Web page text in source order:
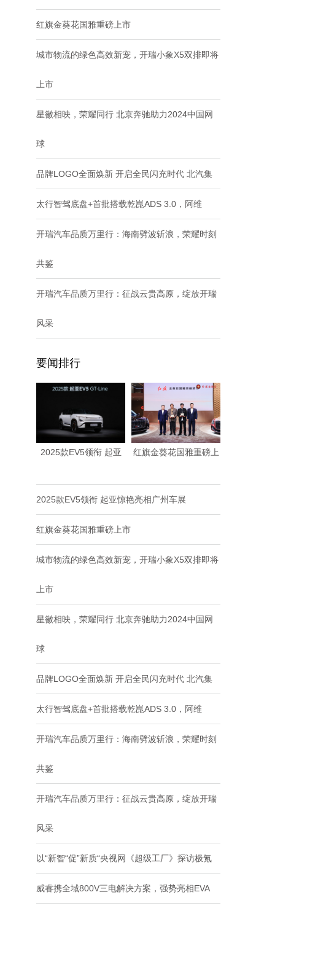
红旗金葵花国雅重磅上市
城市物流的绿色高效新宠，开瑞小象X5双排即将
上市
星徽相映，荣耀同行 北京奔驰助力2024中国网
球
品牌LOGO全面焕新 开启全民闪充时代 北汽集
太行智驾底盘+首批搭载乾崑ADS 3.0，阿维
开瑞汽车品质万里行：海南劈波斩浪，荣耀时刻
共鉴
开瑞汽车品质万里行：征战云贵高原，绽放开瑞
风采
要闻排行
2025款EV5领衔 起亚
红旗金葵花国雅重磅上
2025款EV5领衔 起亚惊艳亮相广州车展
红旗金葵花国雅重磅上市
城市物流的绿色高效新宠，开瑞小象X5双排即将
上市
星徽相映，荣耀同行 北京奔驰助力2024中国网
球
品牌LOGO全面焕新 开启全民闪充时代 北汽集
太行智驾底盘+首批搭载乾崑ADS 3.0，阿维
开瑞汽车品质万里行：海南劈波斩浪，荣耀时刻
共鉴
开瑞汽车品质万里行：征战云贵高原，绽放开瑞
风采
以“新智“促”新质“央视网《超级工厂》探访极氪
威睿携全域800V三电解决方案，强势亮相EVA